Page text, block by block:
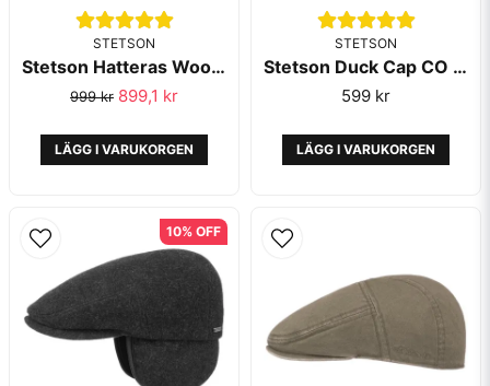
STETSON
Stetson Hatteras Wool Herringbone Antra Melange
999 kr 899,1 kr
LÄGG I VARUKORGEN
STETSON
Stetson Duck Cap CO PES Brown
599 kr
LÄGG I VARUKORGEN
10% OFF